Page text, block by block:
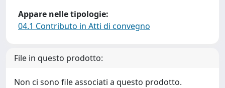
Appare nelle tipologie:
04.1 Contributo in Atti di convegno
File in questo prodotto:
Non ci sono file associati a questo prodotto.